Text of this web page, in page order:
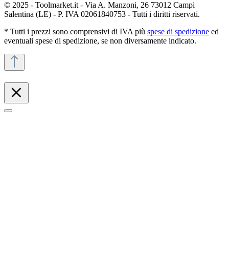
© 2025 - Toolmarket.it - Via A. Manzoni, 26 73012 Campi
Salentina (LE) - P. IVA 02061840753 - Tutti i diritti riservati.
* Tutti i prezzi sono comprensivi di IVA più spese di spedizione ed
eventuali spese di spedizione, se non diversamente indicato.